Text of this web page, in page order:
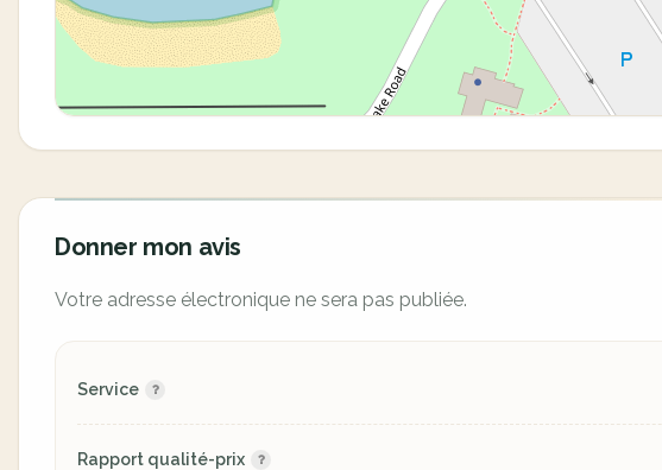
Donner mon avis
Votre adresse électronique ne sera pas publiée.
Service
Rapport qualité-prix